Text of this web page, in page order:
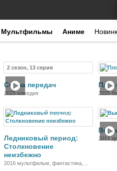
Мультфильмы Аниме
2 сезон, 13 серия
Смена передач
2025 комедия
2025
Мультфильм
Ледниковый период:
Столкновение
неизбежно
2016 мультфильм, фантастика,
2011